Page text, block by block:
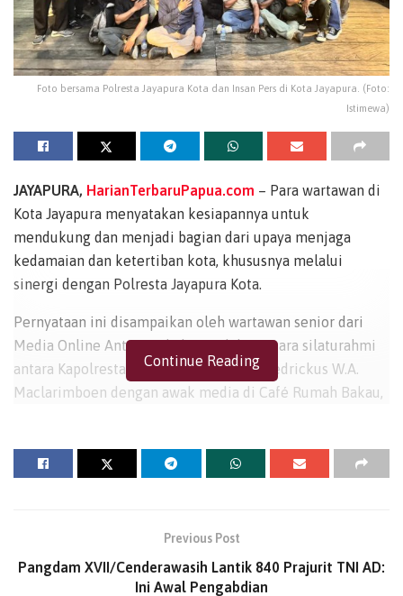
Foto bersama Polresta Jayapura Kota dan Insan Pers di Kota Jayapura. (Foto:
Istimewa)
JAYAPURA, HarianTerbaruPapua.com – Para wartawan di
Kota Jayapura menyatakan kesiapannya untuk
mendukung dan menjadi bagian dari upaya menjaga
kedamaian dan ketertiban kota, khususnya melalui
sinergi dengan Polresta Jayapura Kota.
Pernyataan ini disampaikan oleh wartawan senior dari
Media Online Antara, Mbak Eva, dalam acara silaturahmi
antara Kapolresta Jayapura Kota AKBP Fredrickus W.A.
Maclarimboen dengan awak media di Café Rumah Bakau,
Mewakili rekan-rekan jurnalis, Eva mengucapkan selamat
dengan penuh harapan dan semangat kerja sama.
Kehadiran Bapak kiranya dapat membawa angin segar dan
Continue Reading
Previous Post
Pangdam XVII/Cenderawasih Lantik 840 Prajurit TNI AD:
Ini Awal Pengabdian